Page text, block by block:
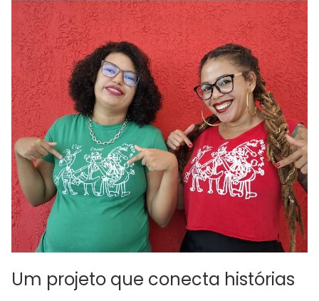
Um projeto que conecta histórias